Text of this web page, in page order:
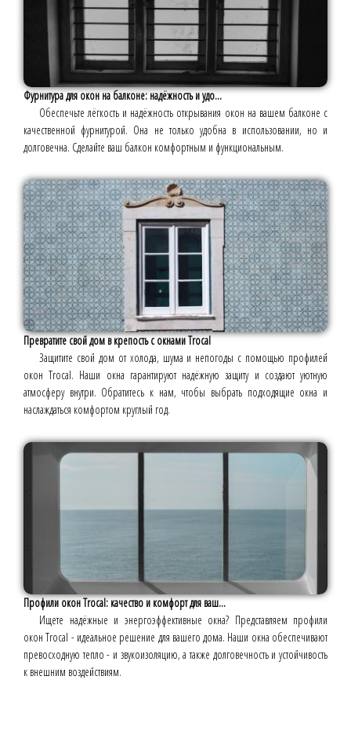
Фурнитура для окон на балконе: надёжность и удо...
Обеспечьте лёгкость и надёжность открывания окон на вашем балконе с
качественной фурнитурой. Она не только удобна в использовании, но и
долговечна. Сделайте ваш балкон комфортным и функциональным.
Превратите свой дом в крепость с окнами Trocal
Защитите свой дом от холода, шума и непогоды с помощью профилей
окон Trocal. Наши окна гарантируют надёжную защиту и создают уютную
атмосферу внутри. Обратитесь к нам, чтобы выбрать подходящие окна и
наслаждаться комфортом круглый год.
Профили окон Trocal: качество и комфорт для ваш...
Ищете надёжные и энергоэффективные окна? Представляем профили
окон Trocal - идеальное решение для вашего дома. Наши окна обеспечивают
превосходную тепло - и звукоизоляцию, а также долговечность и устойчивость
к внешним воздействиям.